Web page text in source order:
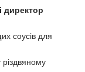
директор
соусів для